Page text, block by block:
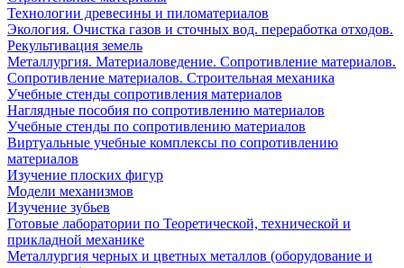
Технологии древесины и пиломатериалов
Экология. Очистка газов и сточных вод. переработка отходов.
Рекультивация земель
Металлургия. Материаловедение. Сопротивление материалов.
Сопротивление материалов. Строительная механика
Учебные стенды сопротивления материалов
Наглядные пособия по сопротивлению материалов
Учебные стенды по сопротивлению материалов
Виртуальные учебные комплексы по сопротивлению
материалов
Изучение плоских фигур
Модели механизмов
Изучение зубьев
Готовые лаборатории по Теоретической, технической и
прикладной механике
Металлургия черных и цветных металлов (оборудование и